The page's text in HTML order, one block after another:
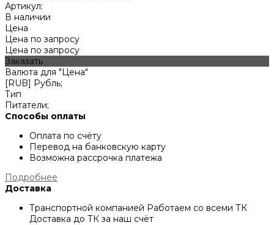
Артикул:
В наличии
Цена
Цена по запросу
Цена по запросу
Заказать
Валюта для "Цена"
[RUB] Рубль;
Тип
Питатели;
Способы оплаты
Оплата по счёту
Перевод на банковскую карту
Возможна рассрочка платежа
Подробнее
Доставка
Транспортной компанией Работаем со всеми ТК
Доставка до ТК за наш счёт